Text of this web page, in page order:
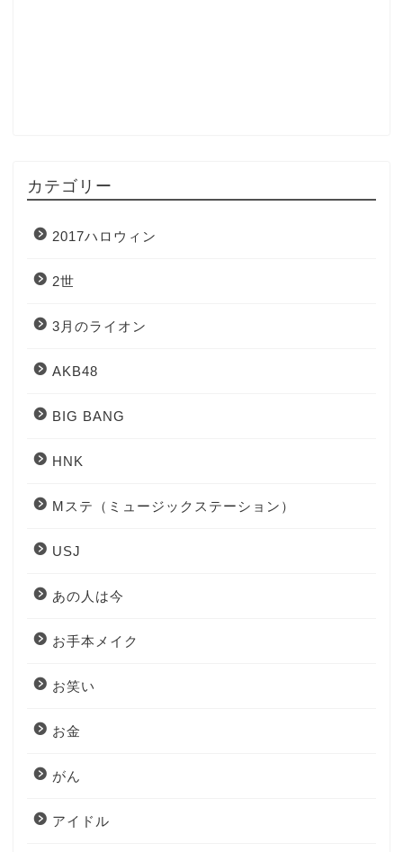
カテゴリー
2017ハロウィン
2世
3月のライオン
AKB48
BIG BANG
HNK
Mステ（ミュージックステーション）
USJ
あの人は今
お手本メイク
お笑い
お金
がん
アイドル